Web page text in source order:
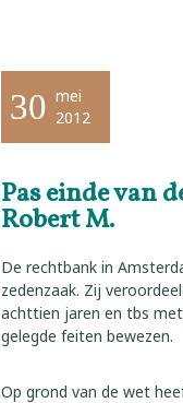
30 mei
2012
Pas einde van
Robert M.
De rechtbank in
zedenzaak. Zij
achttien jaren en tbs
gelegde feiten bewezen.
Op grond van de wet